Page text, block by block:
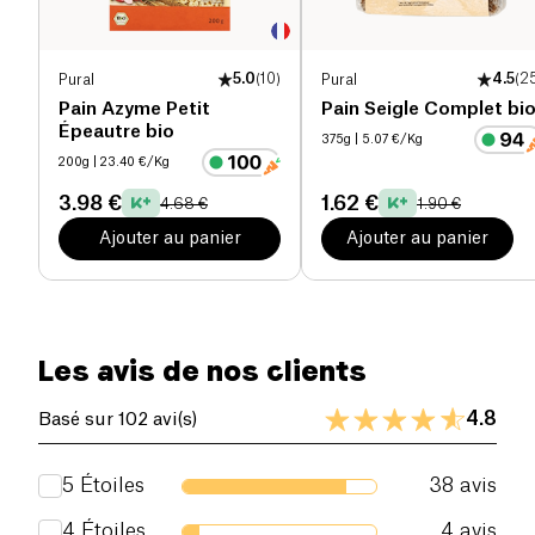
Pural 5.0(10)
Pain Azyme Petit
Épeautre bio
200g | 23.40 €/Kg
3.98 € 4.68 €
Ajouter au panier
Pural 4.5(
Pain Seigle Complet bio
375g | 5.07 €/Kg
1.62 € 1.90 €
Ajouter au panier
Les avis de nos clients
Basé sur 102 avi(s) 4.8
5 Étoiles 38 avis